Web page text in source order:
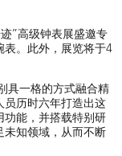
”高级钟表展盛邀专
表。此外，展览将于4
具一格的方式融合精
员历时六年打造出这
功能，并搭载特别研
未知领域，从而不断